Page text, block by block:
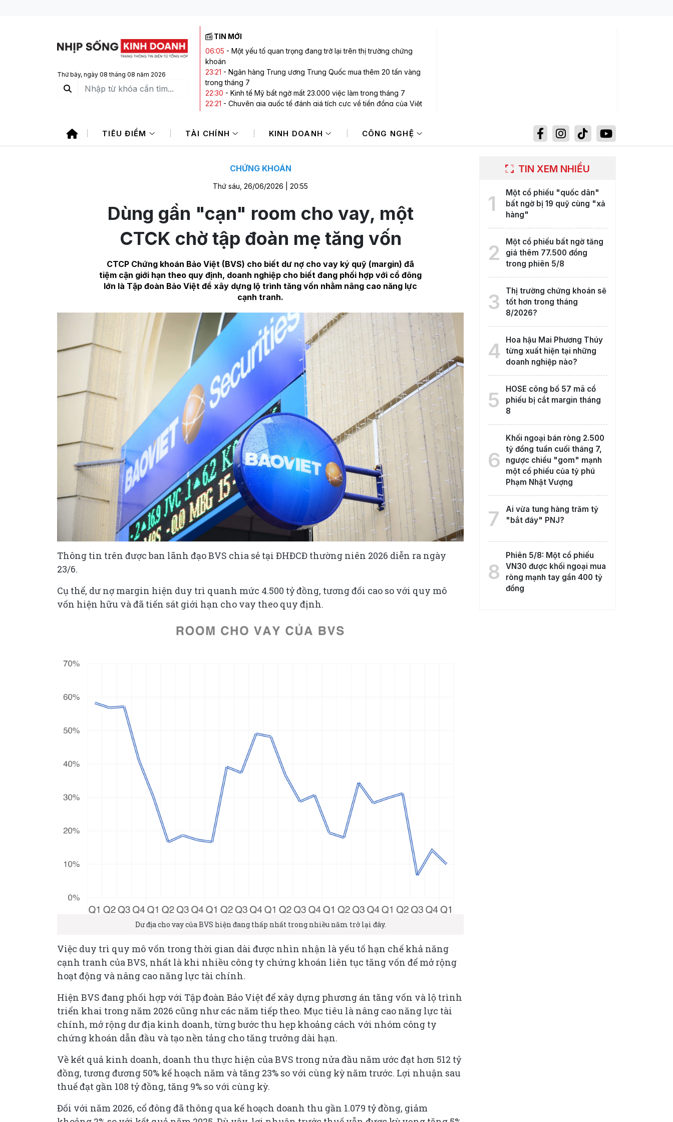
Thứ bảy, ngày 08 tháng 08 năm 2026
TIN MỚI
06:05 - Một yếu tố quan trọng đang trở lại trên thị trường chứng
khoán
23:21 - Ngân hàng Trung ương Trung Quốc mua thêm 20 tấn vàng
trong tháng 7
22:30 - Kinh tế Mỹ bất ngờ mất 23.000 việc làm trong tháng 7
22:21 - Chuyên gia quốc tế đánh giá tích cực về tiền đồng của Việt
21:20- VIX sắp phát hành gần 123 triệu cổ phiếu trả cổ tức
TIÊU ĐIỂM TÀI CHÍNH KINH DOANH CÔNG NGHỆ
CHỨNG KHOÁN
Thứ sáu, 26/06/2026 | 20:55
Dùng gần "cạn" room cho vay, một
CTCK chờ tập đoàn mẹ tăng vốn
CTCP Chứng khoán Bảo Việt (BVS) cho biết dư nợ cho vay ký quỹ (margin) đã
tiệm cận giới hạn theo quy định, doanh nghiệp cho biết đang phối hợp với cổ đông
lớn là Tập đoàn Bảo Việt để xây dựng lộ trình tăng vốn nhằm nâng cao năng lực
cạnh tranh.
Thông tin trên được ban lãnh đạo BVS chia sẻ tại ĐHĐCĐ thường niên 2026 diễn ra ngày
23/6.
Cụ thể, dư nợ margin hiện duy trì quanh mức 4.500 tỷ đồng, tương đối cao so với quy mô
vốn hiện hữu và đã tiến sát giới hạn cho vay theo quy định.
Dư địa cho vay của BVS hiện đang thấp nhất trong nhiều năm trở lại đây.
Việc duy trì quy mô vốn trong thời gian dài được nhìn nhận là yếu tố hạn chế khả năng
cạnh tranh của BVS, nhất là khi nhiều công ty chứng khoán liên tục tăng vốn để mở rộng
hoạt động và nâng cao năng lực tài chính.
Hiện BVS đang phối hợp với Tập đoàn Bảo Việt để xây dựng phương án tăng vốn và lộ trình
triển khai trong năm 2026 cũng như các năm tiếp theo. Mục tiêu là nâng cao năng lực tài
chính, mở rộng dư địa kinh doanh, từng bước thu hẹp khoảng cách với nhóm công ty
chứng khoán dẫn đầu và tạo nền tảng cho tăng trưởng dài hạn.
Về kết quả kinh doanh, doanh thu thực hiện của BVS trong nửa đầu năm ước đạt hơn 512 tỷ
đồng, tương đương 50% kế hoạch năm và tăng 23% so với cùng kỳ năm trước. Lợi nhuận sau
thuế đạt gần 108 tỷ đồng, tăng 9% so với cùng kỳ.
Đối với năm 2026, cổ đông đã thông qua kế hoạch doanh thu gần 1.079 tỷ đồng, giảm
TIN XEM NHIỀU
1
Một cổ phiếu "quốc dân"
bất ngờ bị 19 quỹ cùng "xả
hàng"
2
Một cổ phiếu bất ngờ tăng
giá thêm 77.500 đồng
trong phiên 5/8
3
Thị trường chứng khoán sẽ
tốt hơn trong tháng
8/2026?
4
Hoa hậu Mai Phương Thúy
từng xuất hiện tại những
doanh nghiệp nào?
5
HOSE công bố 57 mã cổ
phiếu bị cắt margin tháng
8
6
Khối ngoại bán ròng 2.500
tỷ đồng tuần cuối tháng 7,
ngược chiều "gom" mạnh
một cổ phiếu của tỷ phú
Phạm Nhật Vượng
7
Ai vừa tung hàng trăm tỷ
"bắt đáy" PNJ?
8
Phiên 5/8: Một cổ phiếu
VN30 được khối ngoại mua
ròng mạnh tay gần 400 tỷ
đồng